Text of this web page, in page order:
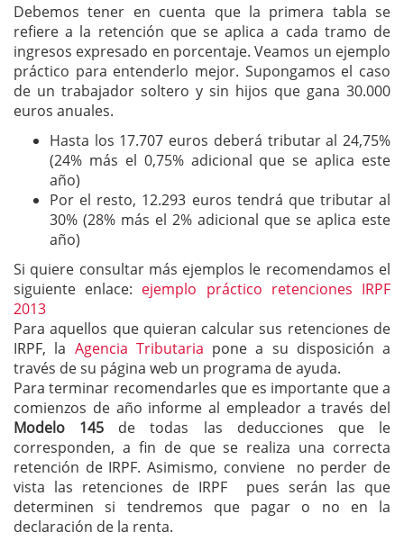
Debemos tener en cuenta que la primera tabla se
refiere a la retención que se aplica a cada tramo de
ingresos expresado en porcentaje. Veamos un ejemplo
práctico para entenderlo mejor. Supongamos el caso
de un trabajador soltero y sin hijos que gana 30.000
euros anuales.
Hasta los 17.707 euros deberá tributar al 24,75%
(24% más el 0,75% adicional que se aplica este
año)
Por el resto, 12.293 euros tendrá que tributar al
30% (28% más el 2% adicional que se aplica este
año)
Si quiere consultar más ejemplos le recomendamos el
siguiente enlace: ejemplo práctico retenciones IRPF
2013
Para aquellos que quieran calcular sus retenciones de
IRPF, la Agencia Tributaria pone a su disposición a
través de su página web un programa de ayuda.
Para terminar recomendarles que es importante que a
comienzos de año informe al empleador a través del
Modelo 145 de todas las deducciones que le
corresponden, a fin de que se realiza una correcta
retención de IRPF. Asimismo, conviene no perder de
vista las retenciones de IRPF pues serán las que
determinen si tendremos que pagar o no en la
declaración de la renta.